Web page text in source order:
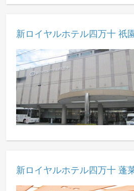
新ロイヤルホテル四万十 祇
新ロイヤルホテル四万十 蓬